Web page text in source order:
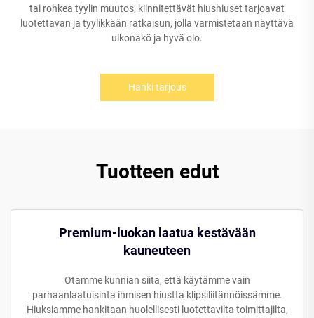
tai rohkea tyylin muutos, kiinnitettävät hiushiuset tarjoavat
luotettavan ja tyylikkään ratkaisun, jolla varmistetaan näyttävä
ulkonäkö ja hyvä olo.
Hanki tarjous
Tuotteen edut
Premium-luokan laatua kestävään
kauneuteen
Otamme kunnian siitä, että käytämme vain
parhaanlaatuisinta ihmisen hiustta klipsiliitännöissämme.
Hiuksiamme hankitaan huolellisesti luotettavilta toimittajilta,